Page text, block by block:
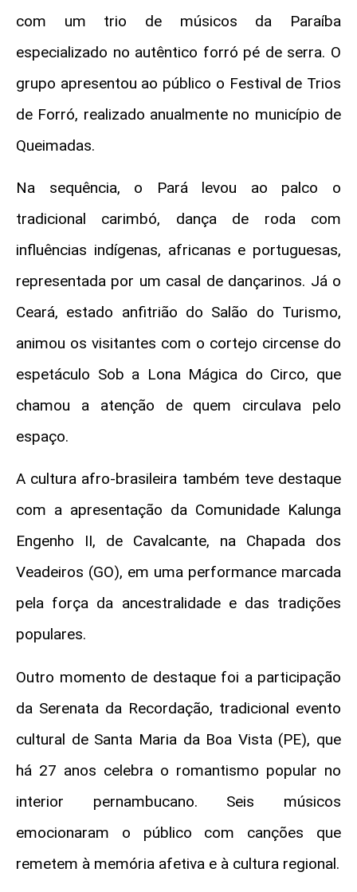
com um trio de músicos da Paraíba
especializado no autêntico forró pé de serra. O
grupo apresentou ao público o Festival de Trios
de Forró, realizado anualmente no município de
Queimadas.
Na sequência, o Pará levou ao palco o
tradicional carimbó, dança de roda com
influências indígenas, africanas e portuguesas,
representada por um casal de dançarinos. Já o
Ceará, estado anfitrião do Salão do Turismo,
animou os visitantes com o cortejo circense do
espetáculo Sob a Lona Mágica do Circo, que
chamou a atenção de quem circulava pelo
espaço.
A cultura afro-brasileira também teve destaque
com a apresentação da Comunidade Kalunga
Engenho II, de Cavalcante, na Chapada dos
Veadeiros (GO), em uma performance marcada
pela força da ancestralidade e das tradições
populares.
Outro momento de destaque foi a participação
da Serenata da Recordação, tradicional evento
cultural de Santa Maria da Boa Vista (PE), que
há 27 anos celebra o romantismo popular no
interior pernambucano. Seis músicos
emocionaram o público com canções que
remetem à memória afetiva e à cultura regional.